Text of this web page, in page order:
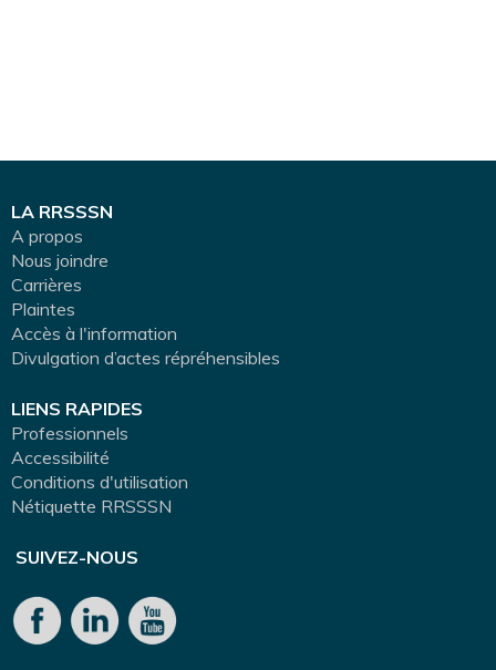
LA RRSSSN
A propos
Nous joindre
Carrières
Plaintes
Accès à l'information
Divulgation d’actes répréhensibles
LIENS RAPIDES
Professionnels
Accessibilité
Conditions d'utilisation
Nétiquette RRSSSN
SUIVEZ-NOUS